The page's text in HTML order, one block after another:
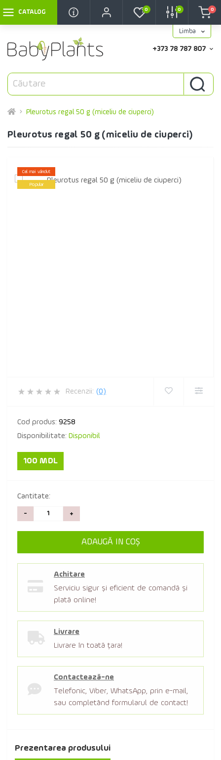
CATALOG
Limba
0 0 0
+373 78 787 807
Pleurotus regal 50 g (miceliu de ciuperci)
Pleurotus regal 50 g (miceliu de ciuperci)
Cel mai vândut
Popular
Recenzii: (0)
Cod produs: 9258
Disponibilitate: Disponibil
100 MDL
Cantitate:
- +
ADAUGĂ IN COŞ
Achitare
Serviciu sigur şi eficient de comandă şi
plată online!
Livrare
Livrare în toată țara!
Contactează-ne
Telefonic, Viber, WhatsApp, prin e-mail,
sau completând formularul de contact!
Prezentarea produsului